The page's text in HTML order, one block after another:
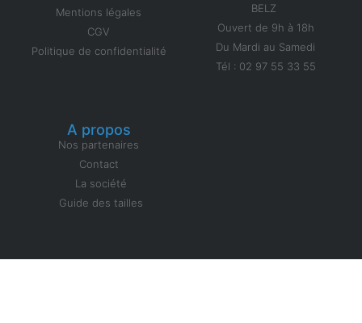
Mentions légales
CGV
Politique de confidentialité
BELZ
Ouvert de 9h à 18h
Du Mardi au Samedi
Tél : 02 97 55 33 55
A propos
Nos partenaires
Contact
La société
Guide des tailles